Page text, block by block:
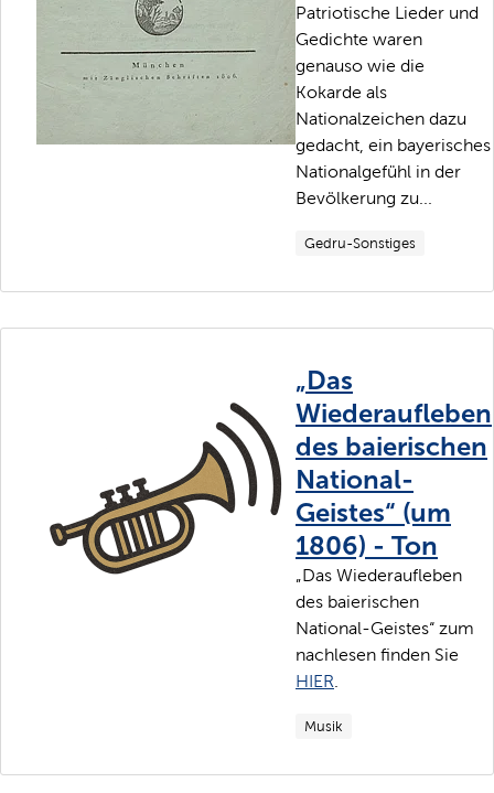
Patriotische Lieder und
Gedichte waren
genauso wie die
Kokarde als
Nationalzeichen dazu
gedacht, ein bayerisches
Nationalgefühl in der
Bevölkerung zu...
Gedru-Sonstiges
„Das
Wiederaufleben
des baierischen
National-
Geistes“ (um
1806) - Ton
„Das Wiederaufleben
des baierischen
National-Geistes“ zum
nachlesen finden Sie
HIER
Musik